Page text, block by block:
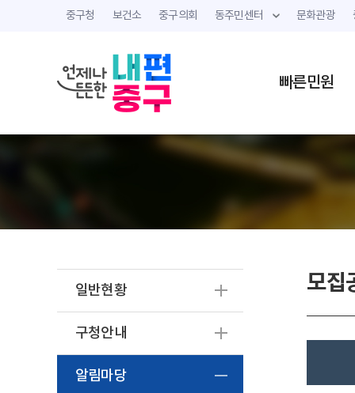
중구청 보건소 중구의회 동주민센터 문화관광
빠른민원
일반현황
구청안내
알림마당
모집